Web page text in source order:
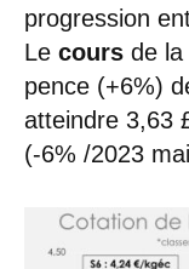
progression
Le cours de la
pence (+6%)
atteindre 3,63
(-6% /2023